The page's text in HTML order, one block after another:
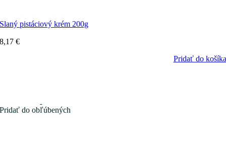
Slaný pistáciový krém 200g
8,17€
Pridať do košíka
Pridať do obľúbených